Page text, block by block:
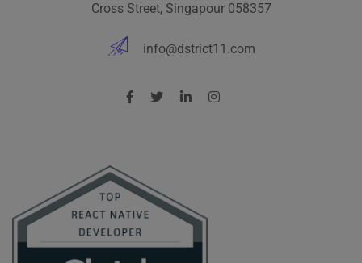
Cross Street, Singapour 058357
info@dstrict11.com